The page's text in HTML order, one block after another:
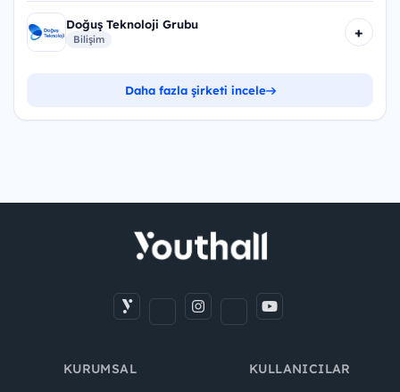
Doğuş Teknoloji Grubu
Bilişim +
Daha fazla şirketi incele
KURUMSAL KULLANICILAR